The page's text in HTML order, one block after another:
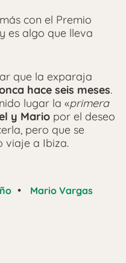
con el Premio
es algo que lleva
que la exparaja
hace seis meses.
lugar la «primera
y Mario por el deseo
pero que se
viaje a Ibiza.
•
Mario Vargas